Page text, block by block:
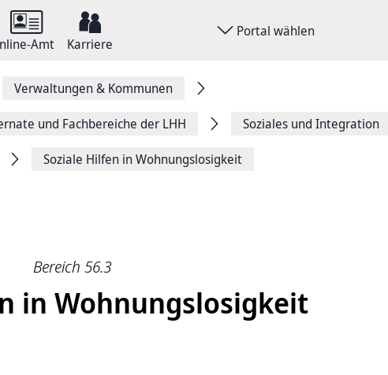
Amt Karriere
Portal wählen
Verwaltungen & Kommunen
und Fachbereiche der LHH Soziales und Integration
Soziale Hilfen in Wohnungslosigkeit
Bereich 56.3
in Wohnungslosigkeit